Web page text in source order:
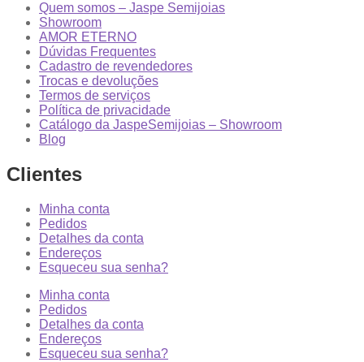
Quem somos – Jaspe Semijoias
Showroom
AMOR ETERNO
Dúvidas Frequentes
Cadastro de revendedores
Trocas e devoluções
Termos de serviços
Política de privacidade
Catálogo da JaspeSemijoias – Showroom
Blog
Clientes
Minha conta
Pedidos
Detalhes da conta
Endereços
Esqueceu sua senha?
Minha conta
Pedidos
Detalhes da conta
Endereços
Esqueceu sua senha?